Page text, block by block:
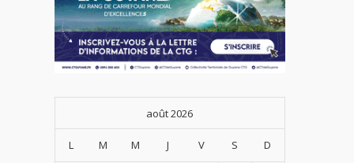
août 2026
L M M J V S D